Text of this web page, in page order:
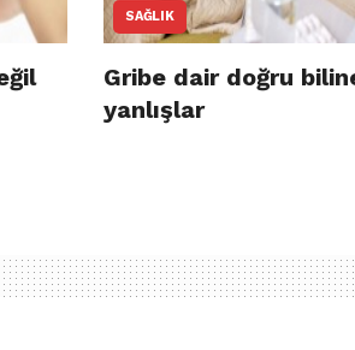
SAĞLIK
Gribe dair doğru
yanlışlar